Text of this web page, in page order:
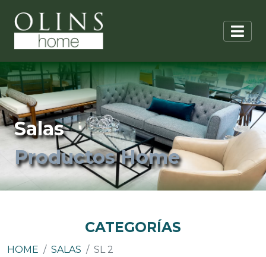
Salas
Productos Home
CATEGORÍAS
HOME SALAS SL 2